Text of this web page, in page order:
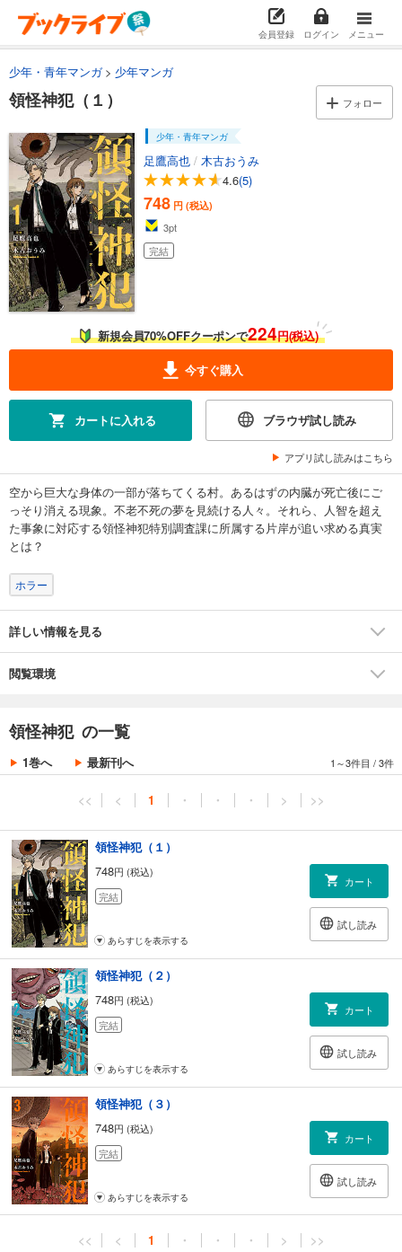
会員登録 ログイン メニュー
少年・青年マンガ 少年マンガ
領怪神犯（１） フォロー
少年・青年マンガ
足鷹高也 / 木古おうみ
4.6(5)
748 円 (税込)
3pt
完結
新規会員70%OFFクーポンで224円(税込)
今すぐ購入
カートに入れる ブラウザ試し読み
アプリ試し読みはこちら
空から巨大な身体の一部が落ちてくる村。あるはずの内臓が死亡後にご
っそり消える現象。不老不死の夢を見続ける人々。それら、人智を超え
た事象に対応する領怪神犯特別調査課に所属する片岸が追い求める真実
とは？
ホラー
詳しい情報を見る
閲覧環境
領怪神犯 の一覧
1巻へ 最新刊へ 1～3件目 /3件
<< < 1 ・ ・ ・ > >>
領怪神犯（１）
748円 (税込)
完結
カート
試し読み
あらすじを表示する
領怪神犯（２）
748円 (税込)
完結
カート
試し読み
あらすじを表示する
領怪神犯（３）
748円 (税込)
完結
カート
試し読み
あらすじを表示する
<< < 1 ・ ・ ・ > >>